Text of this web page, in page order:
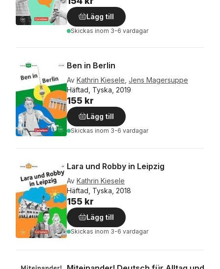
Lägg till
Skickas inom 3-6 vardagar
Ben in Berlin
Av Kathrin Kiesele Jens Magersuppe
Häftad, Tyska, 2019
155 kr
Lägg till
Skickas inom 3-6 vardagar
Lara und Robby in Leipzig
Av Kathrin Kiesele
Häftad, Tyska, 2018
155 kr
Lägg till
Skickas inom 3-6 vardagar